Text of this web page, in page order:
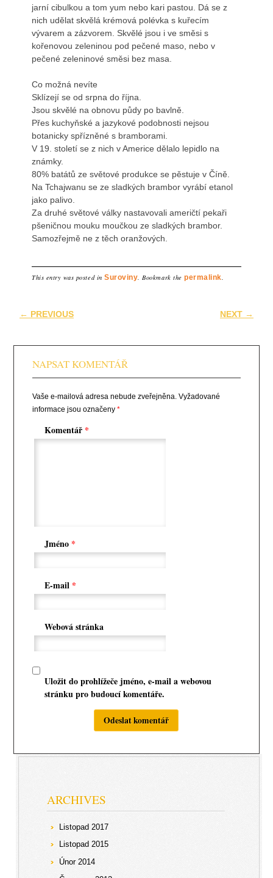
jarní cibulkou a tom yum nebo kari pastou. Dá se z
nich udělat skvělá krémová polévka s kuřecím
vývarem a zázvorem. Skvělé jsou i ve směsi s
kořenovou zeleninou pod pečené maso, nebo v
pečené zeleninové směsi bez masa.
Co možná nevíte
Sklízejí se od srpna do října.
Jsou skvělé na obnovu půdy po bavlně.
Přes kuchyňské a jazykové podobnosti nejsou
botanicky spřízněné s bramborami.
V 19. století se z nich v Americe dělalo lepidlo na
známky.
80% batátů ze světové produkce se pěstuje v Číně.
Na Tchajwanu se ze sladkých brambor vyrábí etanol
jako palivo.
Za druhé světové války nastavovali američtí pekaři
pšeničnou mouku moučkou ze sladkých brambor.
Samozřejmě ne z těch oranžových.
This entry was posted inSuroviny . Bookmark thepermalink
Post navigation
← PREVIOUS NEXT →
NAPSAT KOMENTÁŘ
Vaše e-mailová adresa nebude zveřejněna. Vyžadované
informace jsou označeny*
Komentář *
Jméno *
E-mail *
Webová stránka
Uložit do prohlížeče jméno, e-mail a webovou
stránku pro budoucí komentáře.
ARCHIVES
Listopad 2017
Listopad 2015
Únor 2014